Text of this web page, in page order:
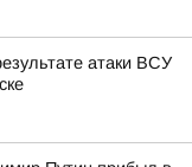
атаки ВСУ